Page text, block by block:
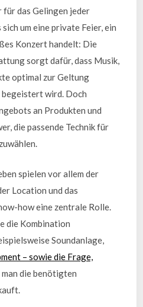
das Gelingen jeder
um eine private Feier, ein
Konzert handelt: Die
sorgt dafür, dass Musik,
optimal zur Geltung
begeistert wird. Doch
an Produkten und
die passende Technik für
spielen vor allem der
Location und das
how eine zentrale Rolle.
die Kombination
Soundanlage,
– sowie die Frage,
die benötigten